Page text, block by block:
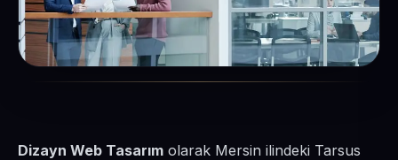
Dizayn Web Tasarım olarak Mersin ilindeki Tarsus